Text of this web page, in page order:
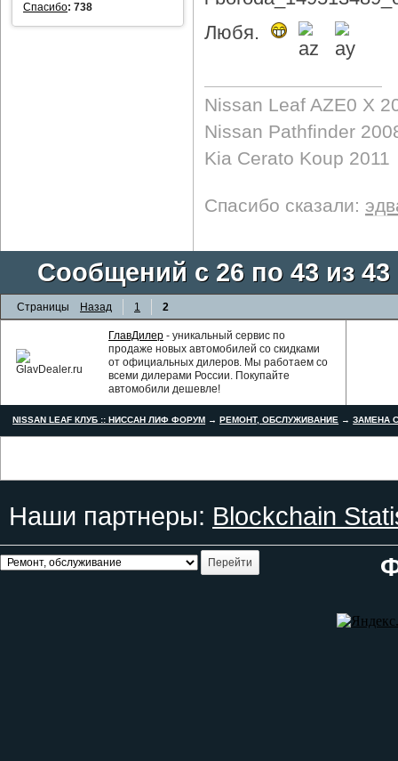
Спасибо: 738
Любя.
Nissan Leaf AZE0 X
Nissan Pathfinder
Kia Cerato Koup 2011
Спасибо сказали:
Сообщений с 26 по 43 из 43
Страницы Назад 1 2
ГлавДилер - уникальный сервис по
продаже новых автомобилей со скидками
от официальных дилеров. Мы работаем со
всеми дилерами России. Покупайте
автомобили дешевле!
NISSAN LEAF КЛУБ :: НИССАН ЛИФ ФОРУМ →РЕМОНТ, ОБСЛУЖИВАНИЕ →ЗАМЕНА
Наши партнеры: Blockchain